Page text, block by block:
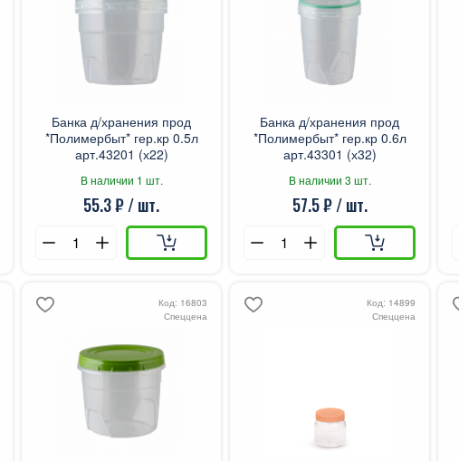
Банка д/хранения прод
*Полимербыт* гер.кр 0.5л
арт.43201 (х22)
В наличии 1 шт.
55.3 ₽ / шт.
Банка д/хранения прод
*Полимербыт* гер.кр 0.6л
арт.43301 (х32)
В наличии 3 шт.
57.5 ₽ / шт.
Код: 16803
Спеццена
Код: 14899
Спеццена